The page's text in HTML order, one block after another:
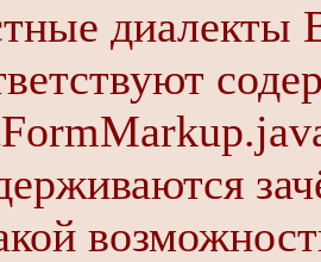
диалекты